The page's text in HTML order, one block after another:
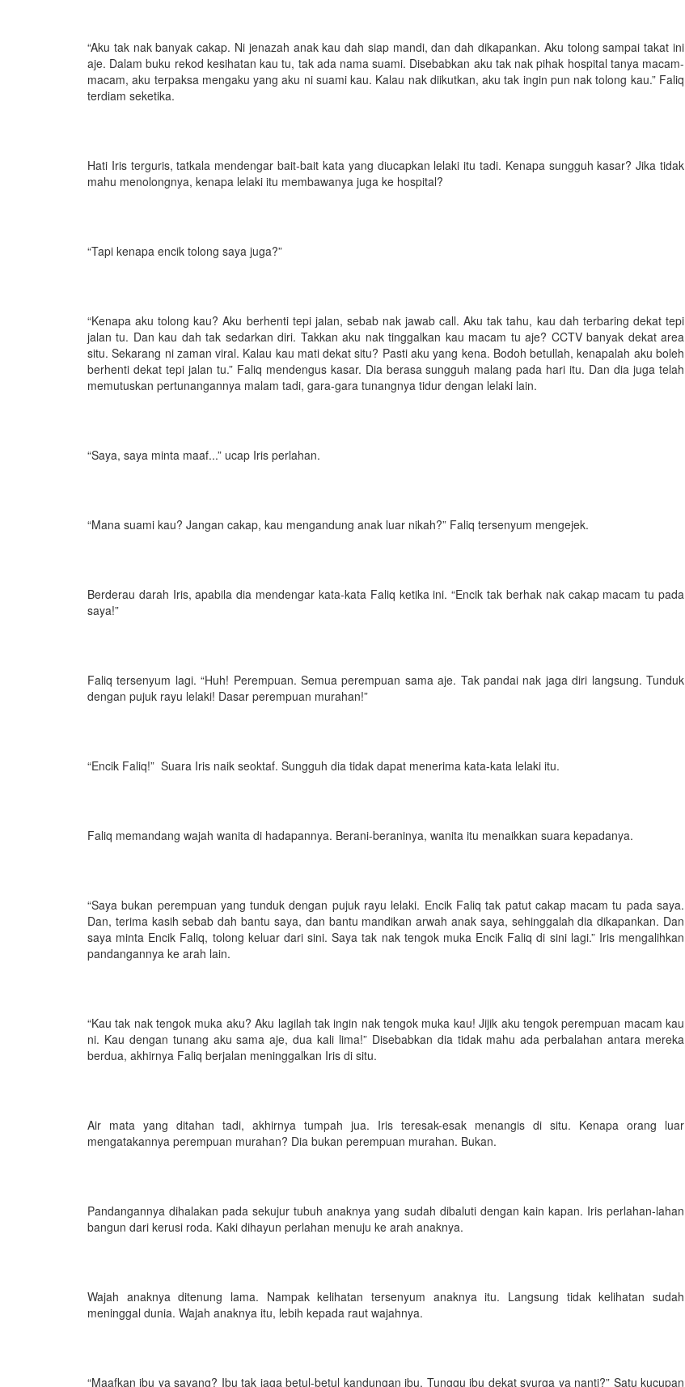
“Aku tak nak banyak cakap. Ni jenazah anak kau dah siap mandi, dan dah dikapankan. Aku tolong sampai takat ini
aje. Dalam buku rekod kesihatan kau tu, tak ada nama suami. Disebabkan aku tak nak pihak hospital tanya macam-
macam, aku terpaksa mengaku yang aku ni suami kau. Kalau nak diikutkan, aku tak ingin pun nak tolong kau.” Faliq
terdiam seketika.
Hati Iris terguris, tatkala mendengar bait-bait kata yang diucapkan lelaki itu tadi. Kenapa sungguh kasar? Jika tidak
mahu menolongnya, kenapa lelaki itu membawanya juga ke hospital?
“Tapi kenapa encik tolong saya juga?”
“Kenapa aku tolong kau? Aku berhenti tepi jalan, sebab nak jawab call. Aku tak tahu, kau dah terbaring dekat tepi
jalan tu. Dan kau dah tak sedarkan diri. Takkan aku nak tinggalkan kau macam tu aje? CCTV banyak dekat area
situ. Sekarang ni zaman viral. Kalau kau mati dekat situ? Pasti aku yang kena. Bodoh betullah, kenapalah aku boleh
berhenti dekat tepi jalan tu.” Faliq mendengus kasar. Dia berasa sungguh malang pada hari itu. Dan dia juga telah
memutuskan pertunangannya malam tadi, gara-gara tunangnya tidur dengan lelaki lain.
“Saya, saya minta maaf...” ucap Iris perlahan.
“Mana suami kau? Jangan cakap, kau mengandung anak luar nikah?” Faliq tersenyum mengejek.
Berderau darah Iris, apabila dia mendengar kata-kata Faliq ketika ini. “Encik tak berhak nak cakap macam tu pada
saya!”
Faliq tersenyum lagi. “Huh! Perempuan. Semua perempuan sama aje. Tak pandai nak jaga diri langsung. Tunduk
dengan pujuk rayu lelaki! Dasar perempuan murahan!”
“Encik Faliq!” Suara Iris naik seoktaf. Sungguh dia tidak dapat menerima kata-kata lelaki itu.
Faliq memandang wajah wanita di hadapannya. Berani-beraninya, wanita itu menaikkan suara kepadanya.
“Saya bukan perempuan yang tunduk dengan pujuk rayu lelaki. Encik Faliq tak patut cakap macam tu pada saya.
Dan, terima kasih sebab dah bantu saya, dan bantu mandikan arwah anak saya, sehinggalah dia dikapankan. Dan
saya minta Encik Faliq, tolong keluar dari sini. Saya tak nak tengok muka Encik Faliq di sini lagi.” Iris mengalihkan
pandangannya ke arah lain.
“Kau tak nak tengok muka aku? Aku lagilah tak ingin nak tengok muka kau! Jijik aku tengok perempuan macam kau
ni. Kau dengan tunang aku sama aje, dua kali lima!” Disebabkan dia tidak mahu ada perbalahan antara mereka
berdua, akhirnya Faliq berjalan meninggalkan Iris di situ.
Air mata yang ditahan tadi, akhirnya tumpah jua. Iris teresak-esak menangis di situ. Kenapa orang luar
mengatakannya perempuan murahan? Dia bukan perempuan murahan. Bukan.
Pandangannya dihalakan pada sekujur tubuh anaknya yang sudah dibaluti dengan kain kapan. Iris perlahan-lahan
bangun dari kerusi roda. Kaki dihayun perlahan menuju ke arah anaknya.
Wajah anaknya ditenung lama. Nampak kelihatan tersenyum anaknya itu. Langsung tidak kelihatan sudah
meninggal dunia. Wajah anaknya itu, lebih kepada raut wajahnya.
“Maafkan ibu ya sayang? Ibu tak jaga betul-betul kandungan ibu. Tunggu ibu dekat syurga ya nanti?” Satu kucupan